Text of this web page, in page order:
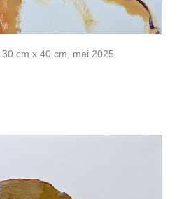
cm x 40 cm, mai 2025